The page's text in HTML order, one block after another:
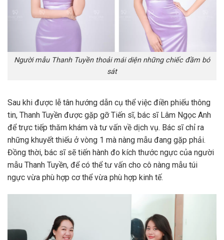
Người mẫu Thanh Tuyền thoải mái diện những chiếc đầm bó
sát
Sau khi được lễ tân hướng dẫn cụ thể việc điền phiếu thông
tin, Thanh Tuyền được gặp gỡ Tiến sĩ, bác sĩ Lâm Ngọc Anh
để trực tiếp thăm khám và tư vấn về dịch vụ. Bác sĩ chỉ ra
những khuyết thiếu ở vòng 1 mà nàng mẫu đang gặp phải.
Đồng thời, bác sĩ sẽ tiến hành đo kích thước ngực của người
mẫu Thanh Tuyền, để có thể tư vấn cho cô nàng mẫu túi
ngực vừa phù hợp cơ thể vừa phù hợp kinh tế.